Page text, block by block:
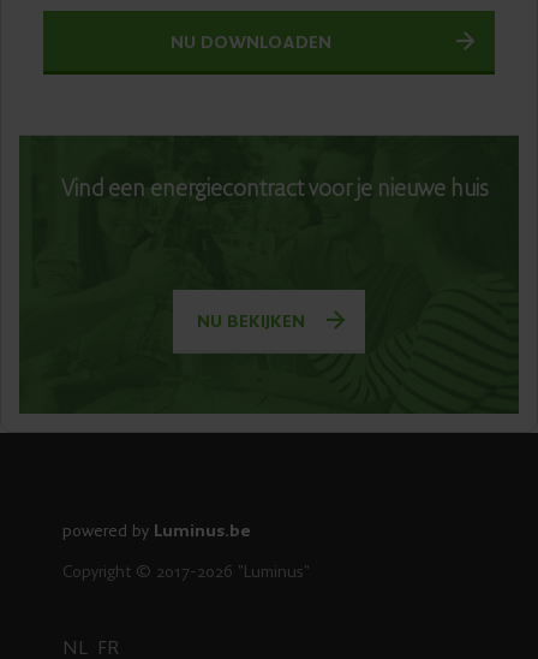
NU DOWNLOADEN
Vind een energiecontract voor je nieuwe huis
NU BEKIJKEN
powered by Luminus.be
Copyright © 2017-2026 "Luminus"
NL FR